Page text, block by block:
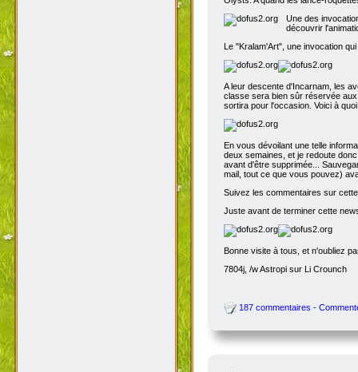
Une des
découvrir
Le "Kralam'Art", une invocation
A leur descente d'Incarnam, les
classe sera bien sûr réservée
sortira pour l'occasion. Voici à
En vous dévoilant une telle
deux semaines, et je redoute
avant d'être supprimée...
mail, tout ce que vous pouvez)
Suivez les commentaires sur
Juste avant de terminer cette
Bonne visite à tous, et n'oubliez
7804j, /w Astropi sur Li Crounch
187 commentaires -